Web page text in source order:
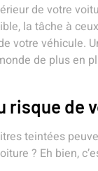
de votre
la tâche à
votre véhicule.
de plus en
risque de
teintées
? Eh bien,